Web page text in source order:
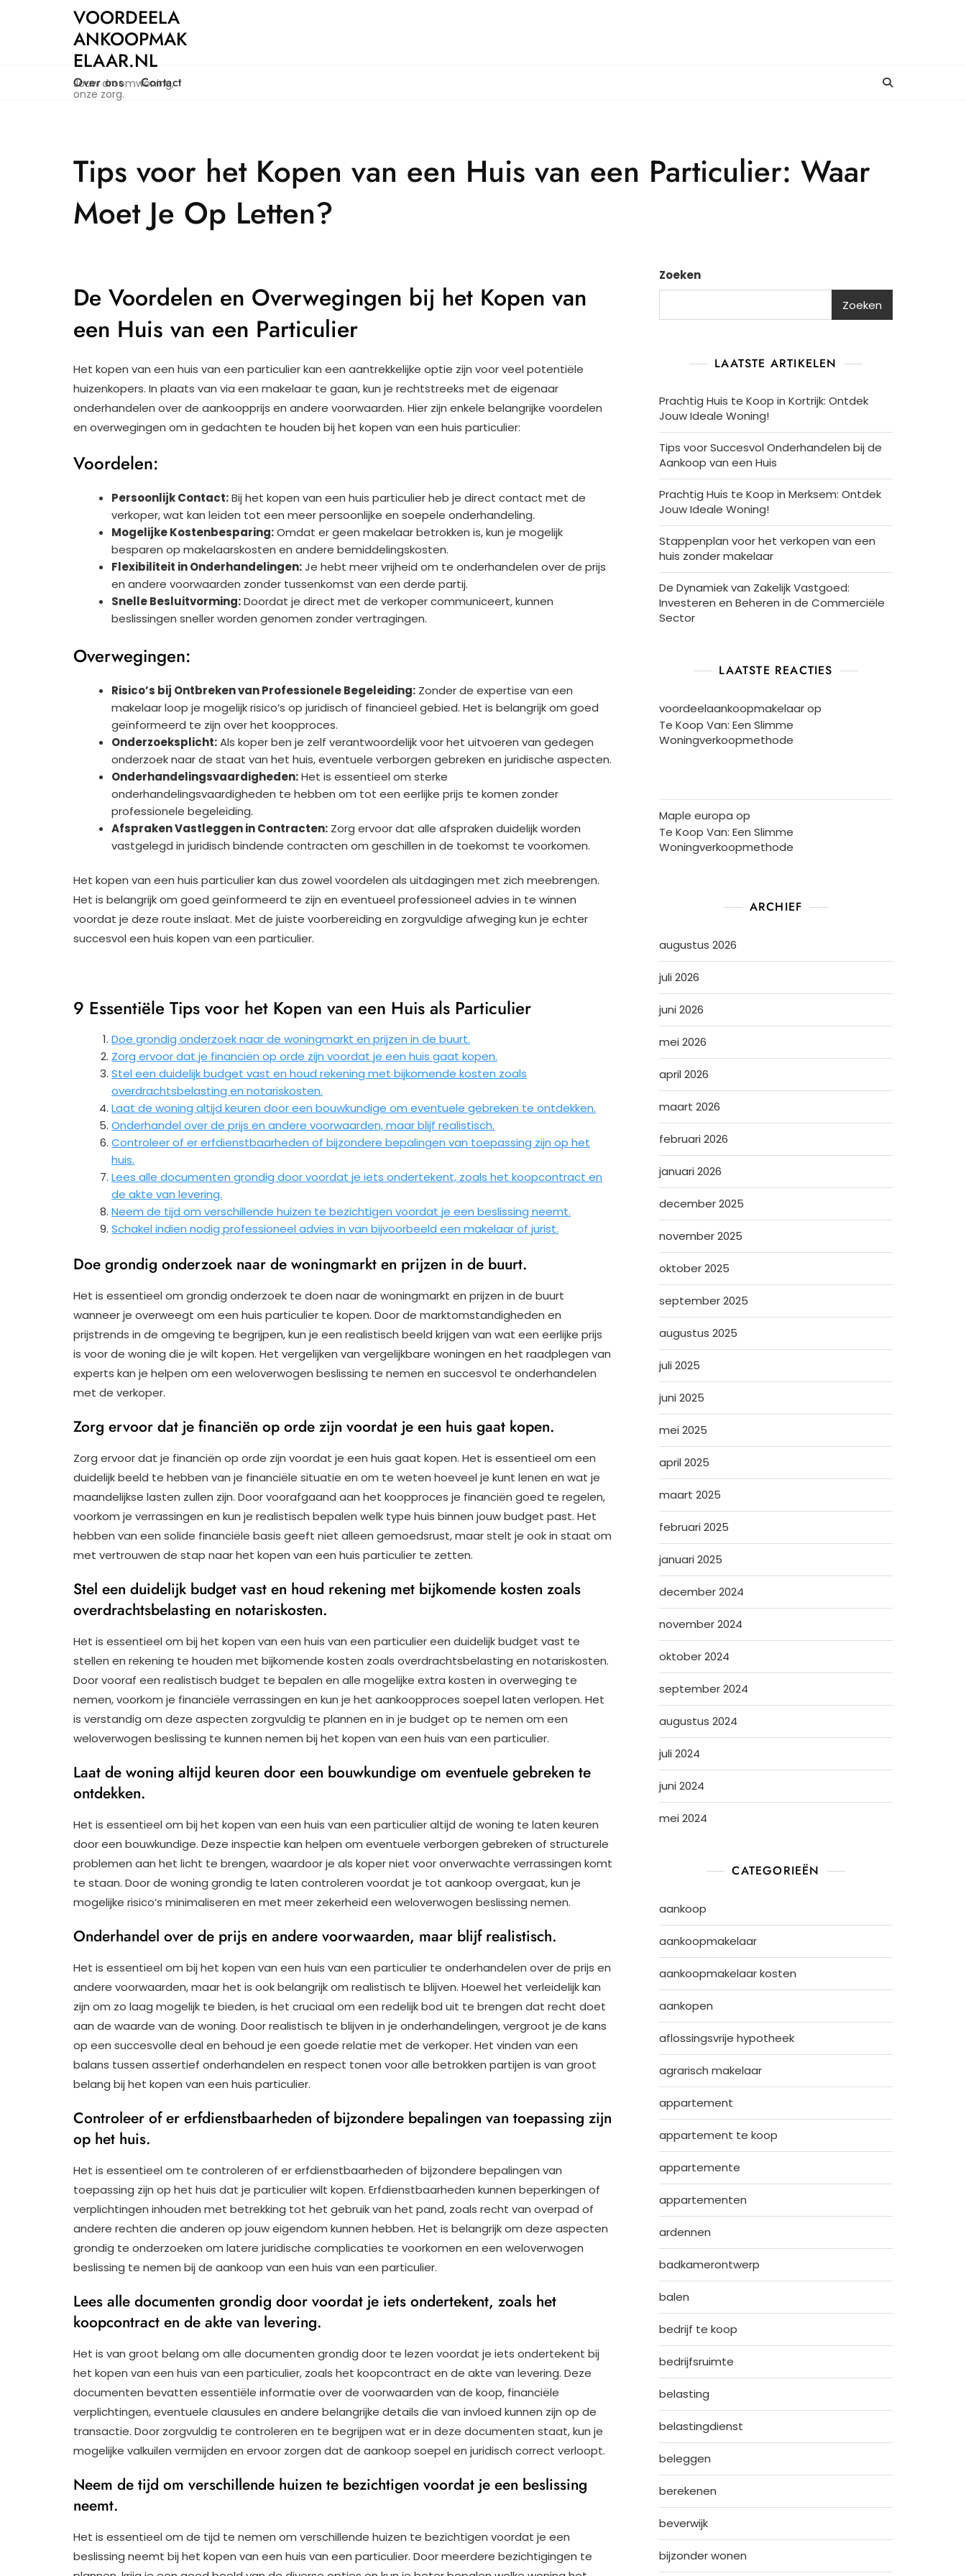
VOORDEELA
ANKOOPMAK
ELAAR.NL
Jouw droomwoning,
onze zorg.
Over ons Contact
Tips voor het Kopen van een Huis van een Particulier: Waar
Moet Je Op Letten?
De Voordelen en Overwegingen bij het Kopen van
een Huis van een Particulier
Het kopen van een huis van een particulier kan een aantrekkelijke optie zijn voor veel potentiële
huizenkopers. In plaats van via een makelaar te gaan, kun je rechtstreeks met de eigenaar
onderhandelen over de aankoopprijs en andere voorwaarden. Hier zijn enkele belangrijke voordelen
en overwegingen om in gedachten te houden bij het kopen van een huis particulier:
Voordelen:
Persoonlijk Contact:Bij het kopen van een huis particulier heb je direct contact met de
verkoper, wat kan leiden tot een meer persoonlijke en soepele onderhandeling.
Mogelijke Kostenbesparing:Omdat er geen makelaar betrokken is, kun je mogelijk
besparen op makelaarskosten en andere bemiddelingskosten.
Flexibiliteit in Onderhandelingen:Je hebt meer vrijheid om te onderhandelen over de prijs
en andere voorwaarden zonder tussenkomst van een derde partij.
Snelle Besluitvorming:Doordat je direct met de verkoper communiceert, kunnen
beslissingen sneller worden genomen zonder vertragingen.
Overwegingen:
Risico’s bij Ontbreken van Professionele Begeleiding: Zonder de expertise van een
makelaar loop je mogelijk risico’s op juridisch of financieel gebied. Het is belangrijk om goed
geïnformeerd te zijn over het koopproces.
Onderzoeksplicht:Als koper ben je zelf verantwoordelijk voor het uitvoeren van gedegen
onderzoek naar de staat van het huis, eventuele verborgen gebreken en juridische aspecten.
Onderhandelingsvaardigheden:Het is essentieel om sterke
onderhandelingsvaardigheden te hebben om tot een eerlijke prijs te komen zonder
professionele begeleiding.
Afspraken Vastleggen in Contracten: Zorg ervoor dat alle afspraken duidelijk worden
vastgelegd in juridisch bindende contracten om geschillen in de toekomst te voorkomen.
Het kopen van een huis particulier kan dus zowel voordelen als uitdagingen met zich meebrengen.
Het is belangrijk om goed geïnformeerd te zijn en eventueel professioneel advies in te winnen
voordat je deze route inslaat. Met de juiste voorbereiding en zorgvuldige afweging kun je echter
succesvol een huis kopen van een particulier.
9 Essentiële Tips voor het Kopen van een Huis als Particulier
Doe grondig onderzoek naar de woningmarkt en prijzen in de buurt.
Zorg ervoor dat je financiën op orde zijn voordat je een huis gaat kopen.
Stel een duidelijk budget vast en houd rekening met bijkomende kosten zoals
overdrachtsbelasting en notariskosten.
Laat de woning altijd keuren door een bouwkundige om eventuele gebreken te ontdekken.
Onderhandel over de prijs en andere voorwaarden, maar blijf realistisch.
Controleer of er erfdienstbaarheden of bijzondere bepalingen van toepassing zijn op het
huis.
Lees alle documenten grondig door voordat je iets ondertekent, zoals het koopcontract en
de akte van levering.
Neem de tijd om verschillende huizen te bezichtigen voordat je een beslissing neemt.
Schakel indien nodig professioneel advies in van bijvoorbeeld een makelaar of jurist.
Doe grondig onderzoek naar de woningmarkt en prijzen in de buurt.
Het is essentieel om grondig onderzoek te doen naar de woningmarkt en prijzen in de buurt
wanneer je overweegt om een huis particulier te kopen. Door de marktomstandigheden en
prijstrends in de omgeving te begrijpen, kun je een realistisch beeld krijgen van wat een eerlijke prijs
is voor de woning die je wilt kopen. Het vergelijken van vergelijkbare woningen en het raadplegen van
experts kan je helpen om een weloverwogen beslissing te nemen en succesvol te onderhandelen
met de verkoper.
Zorg ervoor dat je financiën op orde zijn voordat je een huis gaat kopen.
Zorg ervoor dat je financiën op orde zijn voordat je een huis gaat kopen. Het is essentieel om een
duidelijk beeld te hebben van je financiële situatie en om te weten hoeveel je kunt lenen en wat je
maandelijkse lasten zullen zijn. Door voorafgaand aan het koopproces je financiën goed te regelen,
voorkom je verrassingen en kun je realistisch bepalen welk type huis binnen jouw budget past. Het
hebben van een solide financiële basis geeft niet alleen gemoedsrust, maar stelt je ook in staat om
met vertrouwen de stap naar het kopen van een huis particulier te zetten.
Stel een duidelijk budget vast en houd rekening met bijkomende kosten zoals
overdrachtsbelasting en notariskosten.
Het is essentieel om bij het kopen van een huis van een particulier een duidelijk budget vast te
stellen en rekening te houden met bijkomende kosten zoals overdrachtsbelasting en notariskosten.
Door vooraf een realistisch budget te bepalen en alle mogelijke extra kosten in overweging te
nemen, voorkom je financiële verrassingen en kun je het aankoopproces soepel laten verlopen. Het
is verstandig om deze aspecten zorgvuldig te plannen en in je budget op te nemen om een
weloverwogen beslissing te kunnen nemen bij het kopen van een huis van een particulier.
Laat de woning altijd keuren door een bouwkundige om eventuele gebreken te
ontdekken.
Het is essentieel om bij het kopen van een huis van een particulier altijd de woning te laten keuren
door een bouwkundige. Deze inspectie kan helpen om eventuele verborgen gebreken of structurele
problemen aan het licht te brengen, waardoor je als koper niet voor onverwachte verrassingen komt
te staan. Door de woning grondig te laten controleren voordat je tot aankoop overgaat, kun je
mogelijke risico’s minimaliseren en met meer zekerheid een weloverwogen beslissing nemen.
Onderhandel over de prijs en andere voorwaarden, maar blijf realistisch.
Het is essentieel om bij het kopen van een huis van een particulier te onderhandelen over de prijs en
andere voorwaarden, maar het is ook belangrijk om realistisch te blijven. Hoewel het verleidelijk kan
zijn om zo laag mogelijk te bieden, is het cruciaal om een redelijk bod uit te brengen dat recht doet
aan de waarde van de woning. Door realistisch te blijven in je onderhandelingen, vergroot je de kans
op een succesvolle deal en behoud je een goede relatie met de verkoper. Het vinden van een
balans tussen assertief onderhandelen en respect tonen voor alle betrokken partijen is van groot
belang bij het kopen van een huis particulier.
Controleer of er erfdienstbaarheden of bijzondere bepalingen van toepassing zijn
op het huis.
Het is essentieel om te controleren of er erfdienstbaarheden of bijzondere bepalingen van
toepassing zijn op het huis dat je particulier wilt kopen. Erfdienstbaarheden kunnen beperkingen of
verplichtingen inhouden met betrekking tot het gebruik van het pand, zoals recht van overpad of
andere rechten die anderen op jouw eigendom kunnen hebben. Het is belangrijk om deze aspecten
grondig te onderzoeken om latere juridische complicaties te voorkomen en een weloverwogen
beslissing te nemen bij de aankoop van een huis van een particulier.
Lees alle documenten grondig door voordat je iets ondertekent, zoals het
koopcontract en de akte van levering.
Het is van groot belang om alle documenten grondig door te lezen voordat je iets ondertekent bij
het kopen van een huis van een particulier, zoals het koopcontract en de akte van levering. Deze
documenten bevatten essentiële informatie over de voorwaarden van de koop, financiële
verplichtingen, eventuele clausules en andere belangrijke details die van invloed kunnen zijn op de
transactie. Door zorgvuldig te controleren en te begrijpen wat er in deze documenten staat, kun je
mogelijke valkuilen vermijden en ervoor zorgen dat de aankoop soepel en juridisch correct verloopt.
Neem de tijd om verschillende huizen te bezichtigen voordat je een beslissing
neemt.
Het is essentieel om de tijd te nemen om verschillende huizen te bezichtigen voordat je een
beslissing neemt bij het kopen van een huis van een particulier. Door meerdere bezichtigingen te
Zoeken
Zoeken
LAATSTE ARTIKELEN
Prachtig Huis te Koop in Kortrijk: Ontdek
Jouw Ideale Woning!
Tips voor Succesvol Onderhandelen bij de
Aankoop van een Huis
Prachtig Huis te Koop in Merksem: Ontdek
Jouw Ideale Woning!
Stappenplan voor het verkopen van een
huis zonder makelaar
De Dynamiek van Zakelijk Vastgoed:
Investeren en Beheren in de Commerciële
Sector
LAATSTE REACTIES
voordeelaankoopmakelaarop
Te Koop Van: Een Slimme
Woningverkoopmethode
Maple europa op
Te Koop Van: Een Slimme
Woningverkoopmethode
ARCHIEF
augustus 2026
juli 2026
juni 2026
mei 2026
april 2026
maart 2026
februari 2026
januari 2026
december 2025
november 2025
oktober 2025
september 2025
augustus 2025
juli 2025
juni 2025
mei 2025
april 2025
maart 2025
februari 2025
januari 2025
december 2024
november 2024
oktober 2024
september 2024
augustus 2024
juli 2024
juni 2024
mei 2024
CATEGORIEËN
aankoop
aankoopmakelaar
aankoopmakelaar kosten
aankopen
aflossingsvrije hypotheek
agrarisch makelaar
appartement
appartement te koop
appartemente
appartementen
ardennen
badkamerontwerp
balen
bedrijf te koop
bedrijfsruimte
belasting
belastingdienst
beleggen
berekenen
beverwijk
bijzonder wonen